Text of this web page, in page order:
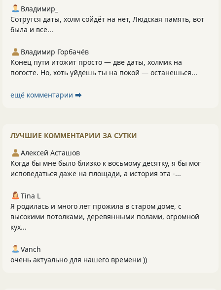
Владимир_
Сотрутся даты, холм сойдёт на нет, Людская память, вот
была и всё...
Владимир Горбачёв
Конец пути итожит просто — две даты, холмик на
погосте. Но, хоть уйдёшь ты на покой — останешься...
ещё комментарии ⮕
ЛУЧШИЕ КОММЕНТАРИИ ЗА СУТКИ
Алексей Асташов
Когда бы мне было близко к восьмому десятку, я бы мог
исповедаться даже на площади, а история эта -...
Tina L
Я родилась и много лет прожила в старом доме, с
высокими потолками, деревянными полами, огромной
кух...
Vanch
очень актуально для нашего времени ))